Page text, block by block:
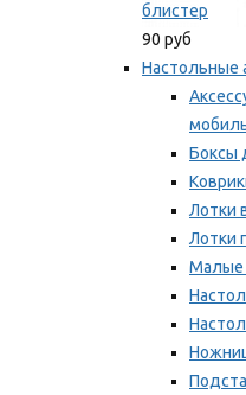
блистер
90 руб
Настольные
Боксы
Лотки
Лотки
Малые